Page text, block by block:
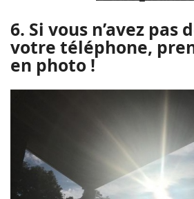
6. Si vous n’avez pas
votre téléphone,
en photo !